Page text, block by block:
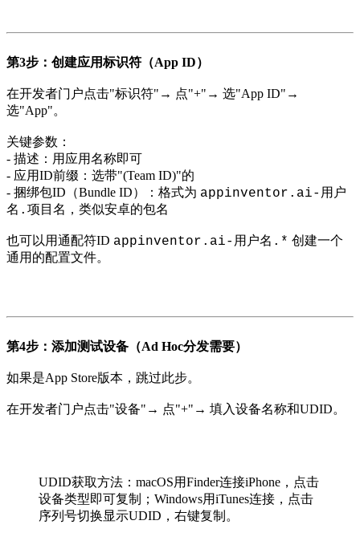
第3步：创建应用标识符（App ID）
在开发者门户点击"标识符"→ 点"+"→ 选"App ID"→
选"App"。
关键参数：
- 描述：用应用名称即可
- 应用ID前缀：选带"(Team ID)"的
- 捆绑包ID（Bundle ID）：格式为 appinventor.ai-用户
名.项目名 ，类似安卓的包名
也可以用通配符ID appinventor.ai-用户名.* 创建一个
通用的配置文件。
第4步：添加测试设备（Ad Hoc分发需要）
如果是App Store版本，跳过此步。
在开发者门户点击"设备"→ 点"+"→ 填入设备名称和UDID。
UDID获取方法：macOS用Finder连接iPhone，点击
设备类型即可复制；Windows用iTunes连接，点击
序列号切换显示UDID，右键复制。